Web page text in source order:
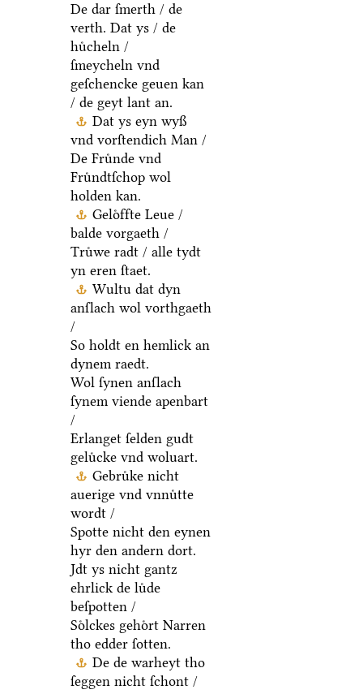
De dar ſmerth / de
verth. Dat ys / de
huͤcheln /
ſmeycheln vnd
geſchencke geuen kan
/ de geyt lant an.
Dat ys eyn wyß
vnd vorſtendich Man /
De Fruͤnde vnd
Fruͤndtſchop wol
holden kan.
Geloͤffte Leue /
balde vorgaeth /
Truͤwe radt / alle tydt
yn eren ſtaet.
Wultu dat dyn
anſlach wol vorthgaeth
/
So holdt en hemlick an
dynem raedt.
Wol ſynen anſlach
ſynem viende apenbart
/
Erlanget ſelden gudt
geluͤcke vnd woluart.
Gebruͤke nicht
auerige vnd vnnuͤtte
wordt /
Spotte nicht den eynen
hyr den andern dort.
Jdt ys nicht gantz
ehrlick de luͤde
beſpotten /
Soͤlckes gehoͤrt Narren
tho edder ſotten.
De de warheyt tho
ſeggen nicht ſchont /